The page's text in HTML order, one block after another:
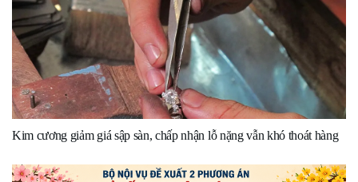
Kim cương giảm giá sập sàn, chấp nhận lỗ nặng vẫn khó thoát hàng